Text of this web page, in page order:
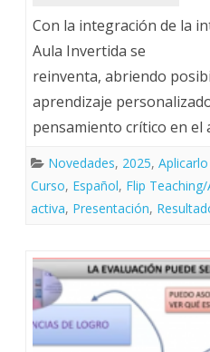
Con la integración de la
Aula Invertida se
reinventa, abriendo
aprendizaje
pensamiento crítico en el
Novedades, 2025,
Curso, Español, Flip
activa, Presentación,